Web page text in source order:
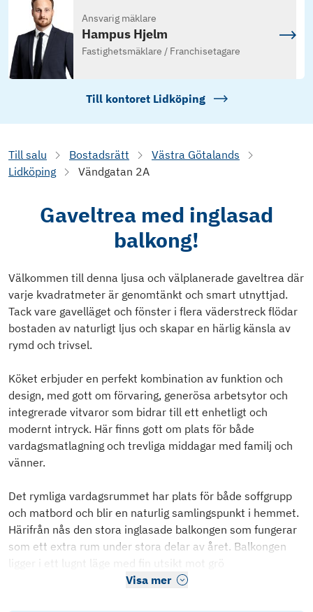
Ansvarig mäklare
Hampus Hjelm
Fastighetsmäklare / Franchisetagare
Till kontoret Lidköping
Till salu Bostadsrätt
Västra Götalands
Lidköping
Vändgatan 2A
Gaveltrea med inglasad
balkong!
Välkommen till denna ljusa och välplanerade gaveltrea där
varje kvadratmeter är genomtänkt och smart utnyttjad.
Tack vare gavelläget och fönster i flera väderstreck flödar
bostaden av naturligt ljus och skapar en härlig känsla av
rymd och trivsel.
Köket erbjuder en perfekt kombination av funktion och
design, med gott om förvaring, generösa arbetsytor och
integrerade vitvaror som bidrar till ett enhetligt och
modernt intryck. Här finns gott om plats för både
vardagsmatlagning och trevliga middagar med familj och
vänner.
Det rymliga vardagsrummet har plats för både soffgrupp
och matbord och blir en naturlig samlingspunkt i hemmet.
Härifrån nås den stora inglasade balkongen som fungerar
som ett extra rum under stora delar av året. Balkongen
ligger i ett lugnt läge med fin utsikt mot grö
Visa mer